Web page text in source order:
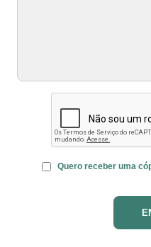
Quero receber uma